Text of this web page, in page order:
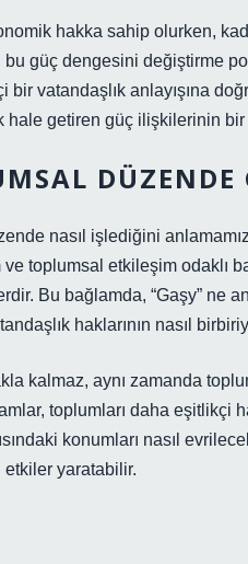
hakka sahip olurken,
bu güç dengesini değiştirme
vatandaşlık anlayışına
getiren güç ilişkilerinin bir
DÜZENDE
nasıl işlediğini
ve toplumsal etkileşim odaklı
Bu bağlamda, “Gaşy” ne
haklarının nasıl
kalmaz, aynı zamanda
toplumları daha eşitlikçi
konumları nasıl
yaratabilir.